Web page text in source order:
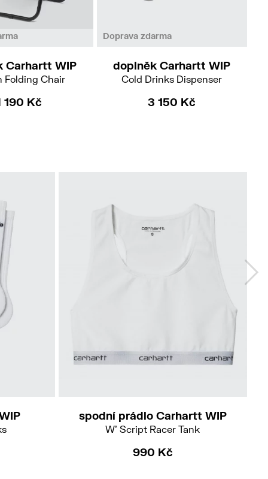
Carhartt WIP
Folding Chair
190 Kč
Doprava zdarma
doplněk Carhartt WIP
Cold Drinks Dispenser
3 150 Kč
spodní prádlo Carhartt WIP
W' Script Racer Tank
990 Kč